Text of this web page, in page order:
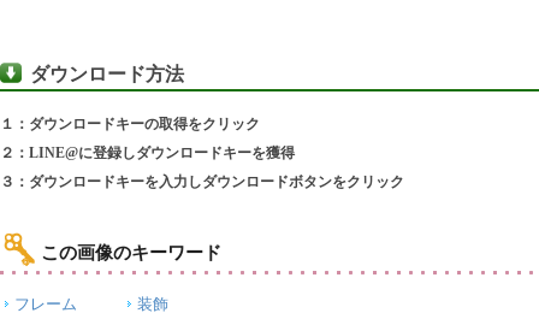
ダウンロード方法
１：ダウンロードキーの取得をクリック
２：LINE@に登録しダウンロードキーを獲得
３：ダウンロードキーを入力しダウンロードボタンをクリック
この画像のキーワード
フレーム 装飾